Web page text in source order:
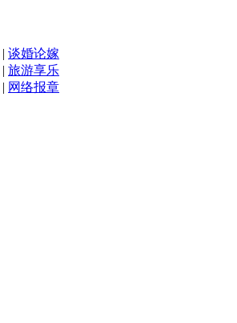
| 谈婚论嫁
| 旅游享乐
| 网络报章